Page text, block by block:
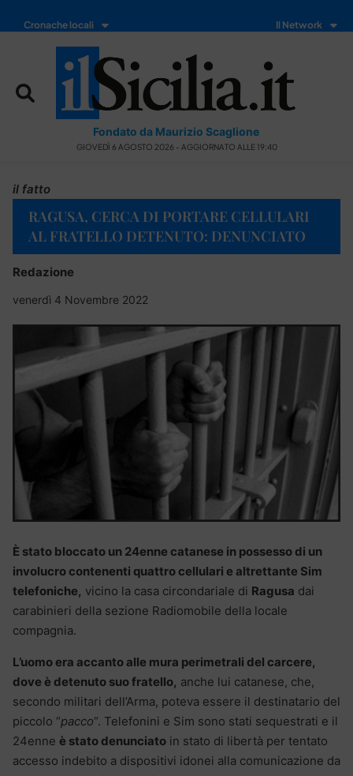
Cronache locali Il Network
Fondato da Maurizio Scaglione
GIOVEDÌ 6 AGOSTO 2026 - AGGIORNATO ALLE 19:40
il fatto
RAGUSA, CERCA DI PORTARE CELLULARI
AL FRATELLO DETENUTO: DENUNCIATO
Redazione
venerdì 4 Novembre 2022
È stato bloccato un 24enne catanese in possesso di un
involucro contenenti quattro cellulari e altrettante Sim
telefoniche, vicino la casa circondariale di Ragusa dai
carabinieri della sezione Radiomobile della locale
compagnia.
L’uomo era accanto alle mura perimetrali del carcere,
dove è detenuto suo fratello, anche lui catanese, che,
secondo militari dell’Arma, poteva essere il destinatario del
piccolo “pacco“. Telefonini e Sim sono stati sequestrati e il
24enne è stato denunciato in stato di libertà per tentato
accesso indebito a dispositivi idonei alla comunicazione da